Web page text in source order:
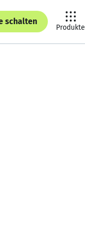
schalten
Produkte